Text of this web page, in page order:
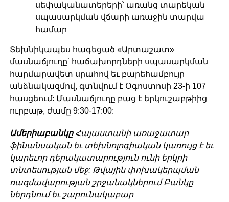
սեփականատերերի՝ առանց տարեկան
սպասարկման վճարի առաջին տարվա
համար
Տեխնիկապես հագեցած «Արտաշատ»
մասնաճյուղը՝ հաճախորդների սպասարկման
հարմարավետ սրահով եւ բարեհամբույր
անձնակազմով, գտնվում է Օգոստոսի 23-ի 107
հասցեում: Մասնաճյուղը բաց է երկուշաբթիից
ուրբաթ, ժամը 9:30-17:00:
ԱմերիաբանկըՀայաստանի առաջատար
ֆինանսական եւ տեխնոլոգիական կառույց է եւ
կարեւոր դերակատարություն ունի երկրի
տնտեսության մեջ: Թվային փոխակերպման
ռազմավարության շրջանակներում Բանկը
ներդնում եւ շարունակաբար